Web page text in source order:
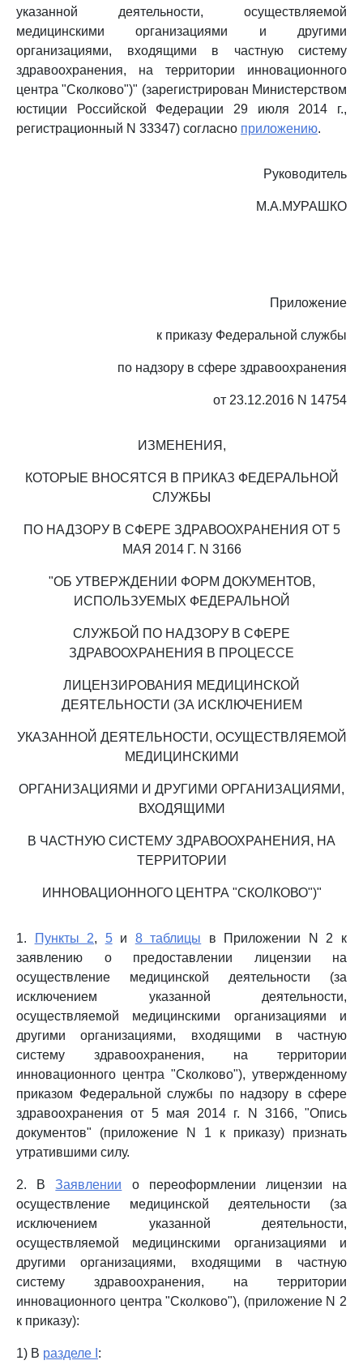
указанной деятельности, осуществляемой
медицинскими организациями и другими
организациями, входящими в частную систему
здравоохранения, на территории инновационного
центра "Сколково")" (зарегистрирован Министерством
юстиции Российской Федерации 29 июля 2014 г.,
регистрационный N 33347) согласно приложению.
Руководитель
М.А.МУРАШКО
Приложение
к приказу Федеральной службы
по надзору в сфере здравоохранения
от 23.12.2016 N 14754
ИЗМЕНЕНИЯ,
КОТОРЫЕ ВНОСЯТСЯ В ПРИКАЗ ФЕДЕРАЛЬНОЙ
СЛУЖБЫ
ПО НАДЗОРУ В СФЕРЕ ЗДРАВООХРАНЕНИЯ ОТ 5
МАЯ 2014 Г. N 3166
"ОБ УТВЕРЖДЕНИИ ФОРМ ДОКУМЕНТОВ,
ИСПОЛЬЗУЕМЫХ ФЕДЕРАЛЬНОЙ
СЛУЖБОЙ ПО НАДЗОРУ В СФЕРЕ
ЗДРАВООХРАНЕНИЯ В ПРОЦЕССЕ
ЛИЦЕНЗИРОВАНИЯ МЕДИЦИНСКОЙ
ДЕЯТЕЛЬНОСТИ (ЗА ИСКЛЮЧЕНИЕМ
УКАЗАННОЙ ДЕЯТЕЛЬНОСТИ, ОСУЩЕСТВЛЯЕМОЙ
МЕДИЦИНСКИМИ
ОРГАНИЗАЦИЯМИ И ДРУГИМИ ОРГАНИЗАЦИЯМИ,
ВХОДЯЩИМИ
В ЧАСТНУЮ СИСТЕМУ ЗДРАВООХРАНЕНИЯ, НА
ТЕРРИТОРИИ
ИННОВАЦИОННОГО ЦЕНТРА "СКОЛКОВО")"
1. Пункты 2, 5и 8 таблицы в Приложении N 2 к
заявлению о предоставлении лицензии на
осуществление медицинской деятельности (за
исключением указанной деятельности,
осуществляемой медицинскими организациями и
другими организациями, входящими в частную
систему здравоохранения, на территории
инновационного центра "Сколково"), утвержденному
приказом Федеральной службы по надзору в сфере
здравоохранения от 5 мая 2014 г. N 3166, "Опись
документов" (приложение N 1 к приказу) признать
утратившими силу.
2. ВЗаявлении о переоформлении лицензии на
осуществление медицинской деятельности (за
исключением указанной деятельности,
осуществляемой медицинскими организациями и
другими организациями, входящими в частную
систему здравоохранения, на территории
инновационного центра "Сколково"), (приложение N 2
к приказу):
1) В разделе I :